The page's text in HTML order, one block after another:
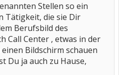
Stellen so ein
Tätigkeit, die sie Dir
Berufsbild des
Call Center , etwas in der
Bildschirm schauen
Du ja auch zu Hause,